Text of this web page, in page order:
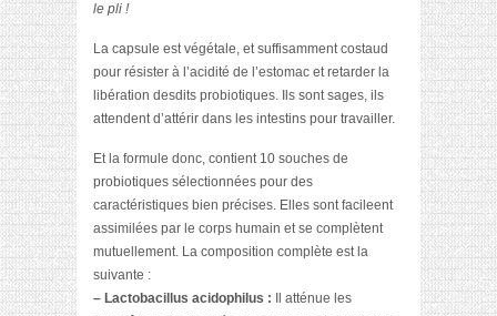
le pli !
La capsule est végétale, et suffisamment costaud
pour résister à l’acidité de l’estomac et retarder la
libération desdits probiotiques. Ils sont sages, ils
attendent d’attérir dans les intestins pour travailler.
Et la formule donc, contient 10 souches de
probiotiques sélectionnées pour des
caractéristiques bien précises. Elles sont facileent
assimilées par le corps humain et se complètent
mutuellement. La composition complète est la
suivante :
– Lactobacillus acidophilus :
Il atténue les